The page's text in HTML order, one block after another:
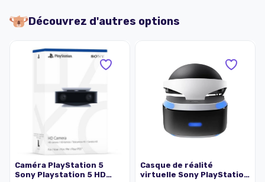
Découvrez d'autres options
Caméra PlayStation 5
Sony Playstation 5 HD
Casque de réalité
virtuelle Sony PlayStation